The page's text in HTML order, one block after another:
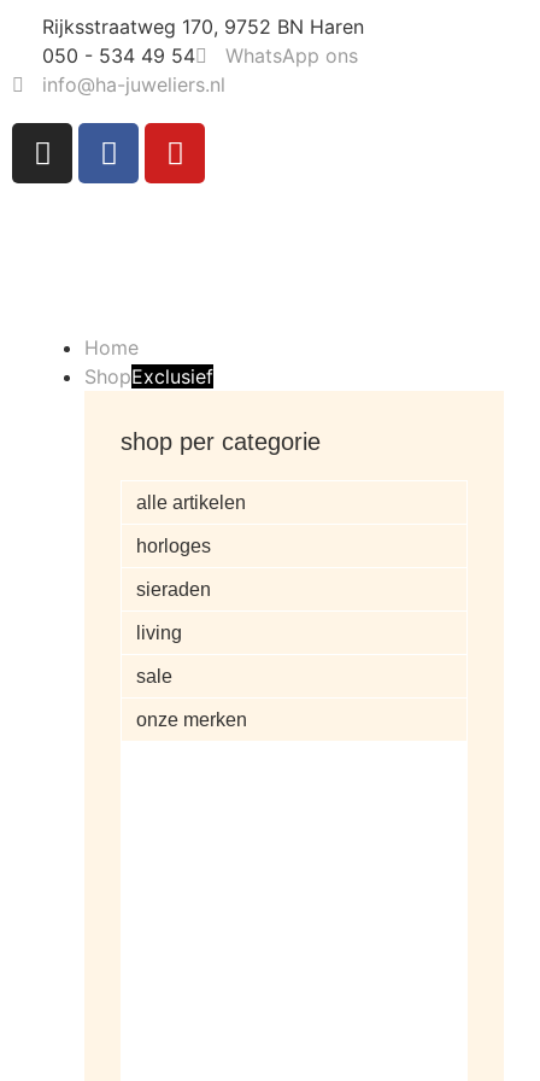
Rijksstraatweg 170, 9752 BN Haren
050 - 534 49 54
WhatsApp ons
info@ha-juweliers.nl
Home
ShopExclusief
shop per categorie
alle artikelen
horloges
sieraden
living
sale
onze merken